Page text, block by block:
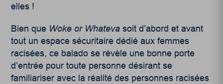
elles !
Bien que Woke or Whateva soit d’abord et avant
tout un espace sécuritaire dédié aux femmes
racisées, ce balado se révèle une bonne porte
d’entrée pour toute personne désirant se
familiariser avec la réalité des personnes racisées